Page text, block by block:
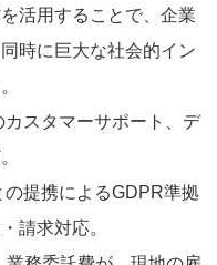
活用することで、企業
時に巨大な社会的イン
カスタマーサポート、デ
の提携によるGDPR準拠
請求対応。